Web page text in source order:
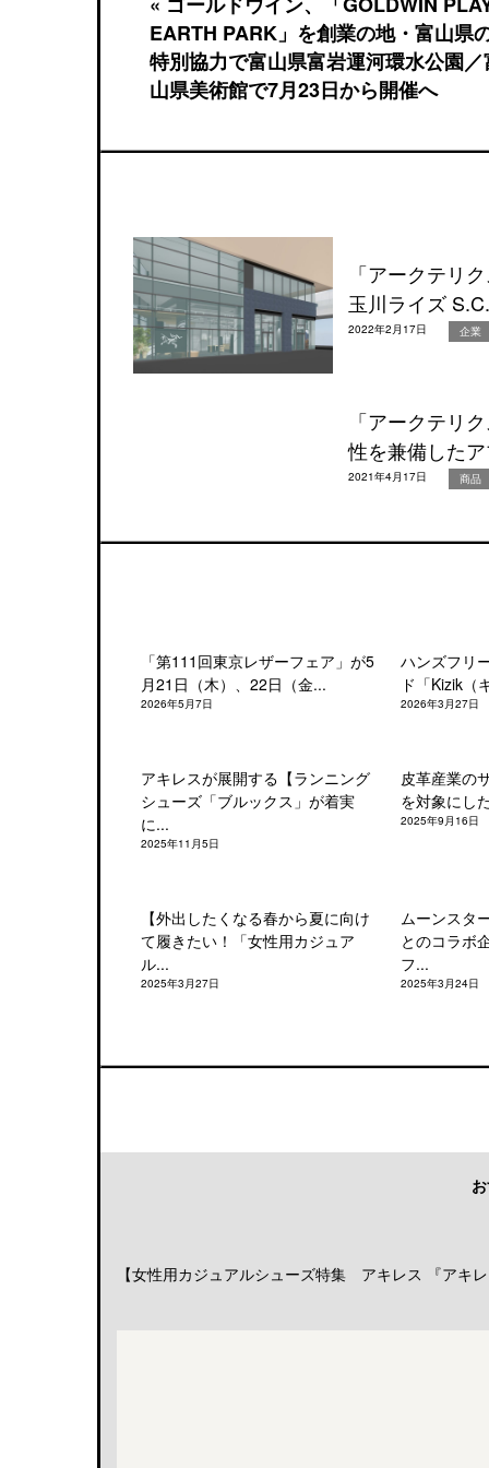
EARTH PARK」を創業の地・富山県
特別協力で富山県富岩運河環水公園／
山県美術館で7月23日から開催へ
「アークテリ
玉川ライズ
2022年2月17日 企業
「アークテリ
性を兼備した
2021年4月17日 商品
「第111回東京レザーフェア」が5
月21日（木）、22日（金...
2026年5月7日
ハンズフリ
ド「Kizik（
2026年3月27日
アキレスが展開する【ランニング
シューズ「ブルックス」が着実
に...
2025年11月5日
皮革産業の
を対象にし
2025年9月16日
【外出したくなる春から夏に向け
て履きたい！「女性用カジュア
ル...
2025年3月27日
ムーンスタ
とのコラボ
フ...
2025年3月24日
【女性用カジュアルシューズ特集 アキレス 『アキ